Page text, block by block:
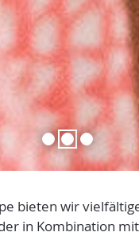
bieten wir
in Kombination